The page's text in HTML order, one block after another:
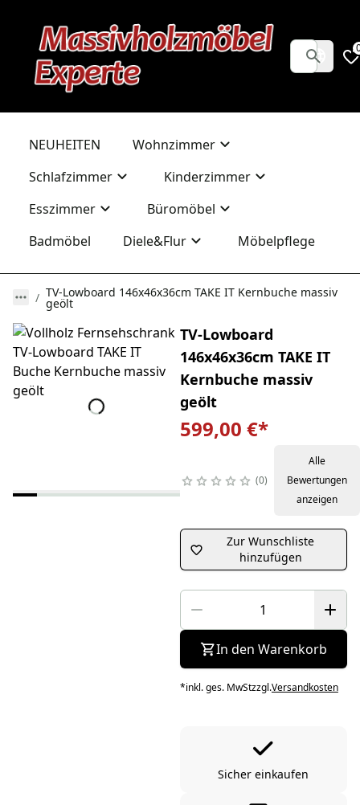
NEUHEITEN
Wohnzimmer
Schlafzimmer
Kinderzimmer
Esszimmer
Büromöbel
Badmöbel
Diele&Flur Möbelpflege
TV-Lowboard 146x46x36cm TAKE IT Kernbuche massiv
geölt
TV-Lowboard
146x46x36cm TAKE IT
Kernbuche massiv
geölt
599,00 €*
0
Alle
Bewertungen
anzeigen
Zur Wunschliste
hinzufügen
In den Warenkorb
*inkl. ges. MwStzzgl.Versandkosten
Sicher einkaufen